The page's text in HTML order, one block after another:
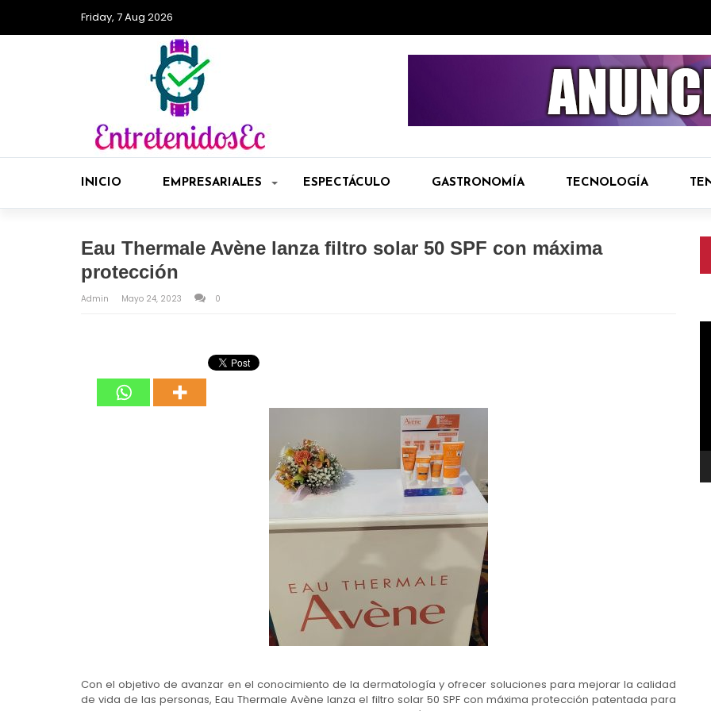
Friday, 7 Aug 2026
INICIO EMPRESARIALES ESPECTÁCULO GASTRONOMÍA TECNOLOGÍA
Eau Thermale Avène lanza filtro solar 50 SPF con máxima
protección
Admin Mayo 24, 2023 0
Con el objetivo de avanzar en el conocimiento de la dermatología y ofrecer soluciones para mejorar la calidad
de vida de las personas, Eau Thermale Avène lanza el filtro solar 50 SPF con máxima protección patentada para